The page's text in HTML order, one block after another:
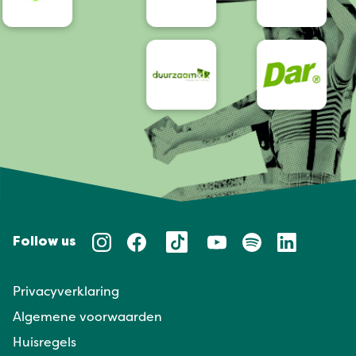
Follow us
Privacyverklaring
Algemene voorwaarden
Huisregels